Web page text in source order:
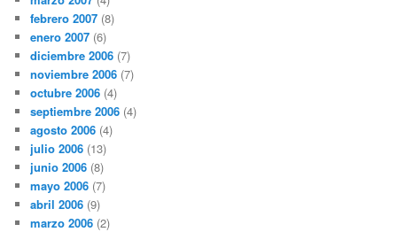
febrero 2007 (8)
enero 2007 (6)
diciembre 2006 (7)
noviembre 2006 (7)
octubre 2006 (4)
septiembre 2006 (4)
agosto 2006 (4)
julio 2006 (13)
junio 2006 (8)
mayo 2006 (7)
abril 2006 (9)
marzo 2006 (2)